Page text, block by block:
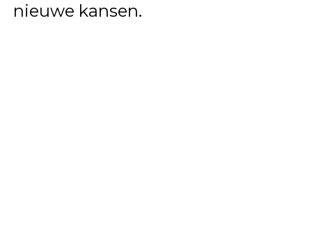
nieuwe kansen.